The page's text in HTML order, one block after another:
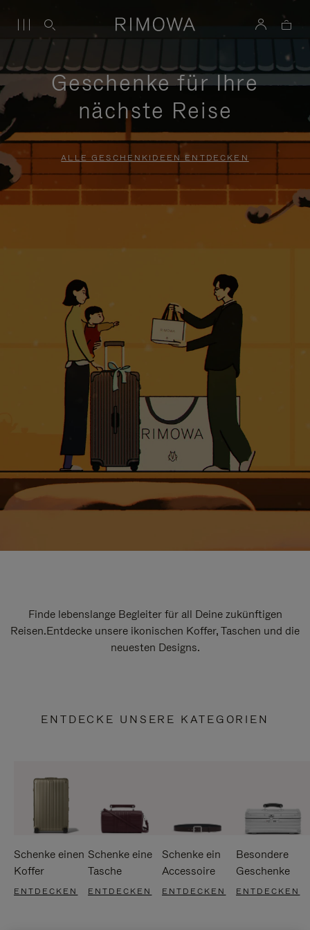
Geschenke für Ihre
nächste Reise
ALLE GESCHENKIDEEN ENTDECKEN
Finde lebenslange Begleiter für all Deine zukünftigen
Reisen.Entdecke unsere ikonischen Koffer, Taschen und die
neuesten Designs.
ENTDECKE UNSERE KATEGORIEN
Schenke einen
Koffer
ENTDECKEN
Schenke eine
Tasche
ENTDECKEN
Schenke ein
Accessoire
ENTDECKEN
Besondere
Geschenke
ENTDECKEN